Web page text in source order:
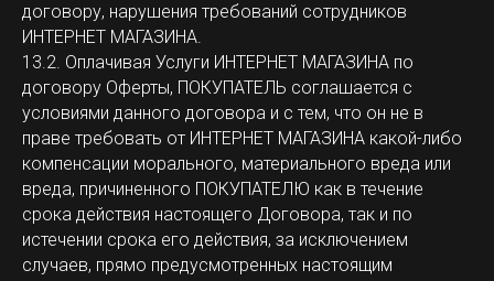
договору, нарушения требований сотрудников
ИНТЕРНЕТ МАГАЗИНА.
13.2. Оплачивая Услуги ИНТЕРНЕТ МАГАЗИНА по
договору Оферты, ПОКУПАТЕЛЬ соглашается с
условиями данного договора и с тем, что он не в
праве требовать от ИНТЕРНЕТ МАГАЗИНА какой-либо
компенсации морального, материального вреда или
вреда, причиненного ПОКУПАТЕЛЮ как в течение
срока действия настоящего Договора, так и по
истечении срока его действия, за исключением
случаев, прямо предусмотренных настоящим